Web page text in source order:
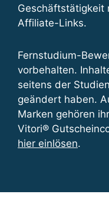
Geschäftstätigkeit
Affiliate-Links.
Fernstudium-
vorbehalten.
seitens der
geändert haben.
Marken gehören
Vitori®
hier einlösen.